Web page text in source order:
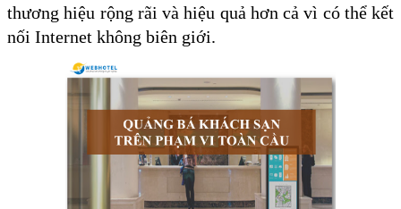
thương hiệu rộng rãi và hiệu quả hơn cả vì có thể kết
nối Internet không biên giới.